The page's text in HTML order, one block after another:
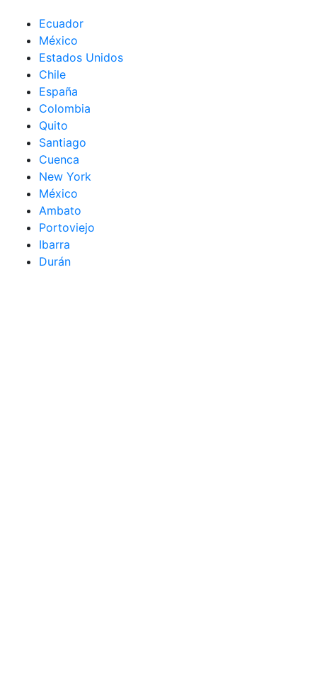
Ecuador
México
Estados Unidos
Chile
España
Colombia
Quito
Santiago
Cuenca
New York
México
Ambato
Portoviejo
Ibarra
Durán